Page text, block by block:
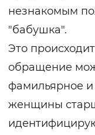
незнакомым
"бабушка".
Это
обращение
фамильярное
женщины